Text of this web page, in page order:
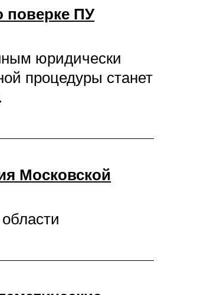
поверке ПУ
юридически
процедуры станет
Московской